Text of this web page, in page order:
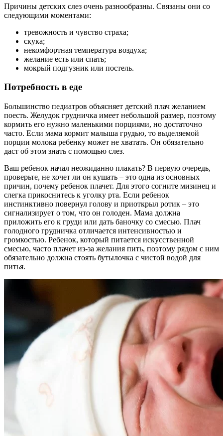
Причины детских слез очень разнообразны. Связаны они со
следующими моментами:
тревожность и чувство страха;
скука;
некомфортная температура воздуха;
желание есть или спать;
мокрый подгузник или постель.
Потребность в еде
Большинство педиатров объясняет детский плач желанием
поесть. Желудок грудничка имеет небольшой размер, поэтому
кормить его нужно маленькими порциями, но достаточно
часто. Если мама кормит малыша грудью, то выделяемой
порции молока ребенку может не хватать. Он обязательно
даст об этом знать с помощью слез.
Ваш ребенок начал неожиданно плакать? В первую очередь,
проверьте, не хочет ли он кушать – это одна из основных
причин, почему ребенок плачет. Для этого согните мизинец и
слегка прикоснитесь к уголку рта. Если ребенок
инстинктивно повернул голову и приоткрыл ротик – это
сигнализирует о том, что он голоден. Мама должна
приложить его к груди или дать баночку со смесью. Плач
голодного грудничка отличается интенсивностью и
громкостью. Ребенок, который питается искусственной
смесью, часто плачет из-за желания пить, поэтому рядом с ним
обязательно должна стоять бутылочка с чистой водой для
питья.